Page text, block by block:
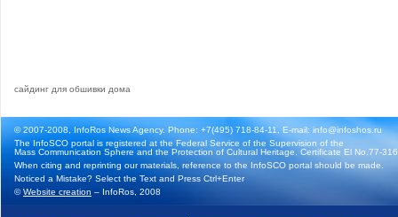
сайдинг для обшивки дома
© 2007-2008, InfoRos News Agency. Phone: +7(495) 718-84-11, E-mail: info@infoshos.ru
The InfoSCO portal is registered at the Federal Service of the Supervision of the
Mass Communication Sphere and the Protection of Cultural Heritage. Certificate El No.77-
When citing and reprinting our materials, reference to the InfoSCO portal should be made.
Noticed a Mistake? Select the Text and Press Ctrl+Enter
©Website creation – InfoRos, 2008